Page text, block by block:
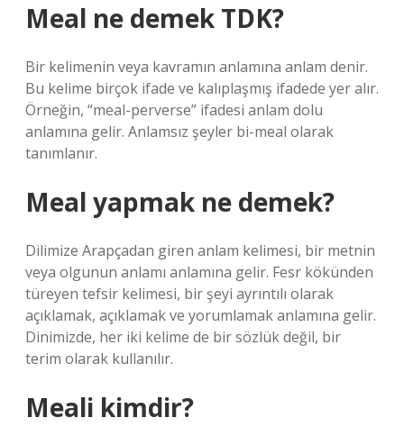
Meal ne demek TDK?
Bir kelimenin veya kavramın anlamına anlam denir.
Bu kelime birçok ifade ve kalıplaşmış ifadede yer alır.
Örneğin, “meal-perverse” ifadesi anlam dolu
anlamına gelir. Anlamsız şeyler bi-meal olarak
tanımlanır.
Meal yapmak ne demek?
Dilimize Arapçadan giren anlam kelimesi, bir metnin
veya olgunun anlamı anlamına gelir. Fesr kökünden
türeyen tefsir kelimesi, bir şeyi ayrıntılı olarak
açıklamak, açıklamak ve yorumlamak anlamına gelir.
Dinimizde, her iki kelime de bir sözlük değil, bir
terim olarak kullanılır.
Meali kimdir?